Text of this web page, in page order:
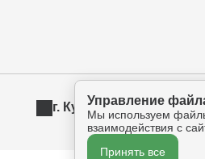
г. Курган, ул. Бурова-
Управление
Мы используем
взаимодействия с
Принять все